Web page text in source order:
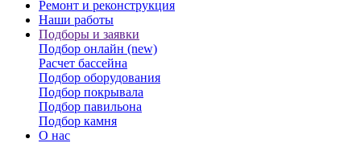
Ремонт и реконструкция
Наши работы
Подборы и заявки
Подбор онлайн (new)
Расчет бассейна
Подбор оборудования
Подбор покрывала
Подбор павильона
Подбор камня
О нас